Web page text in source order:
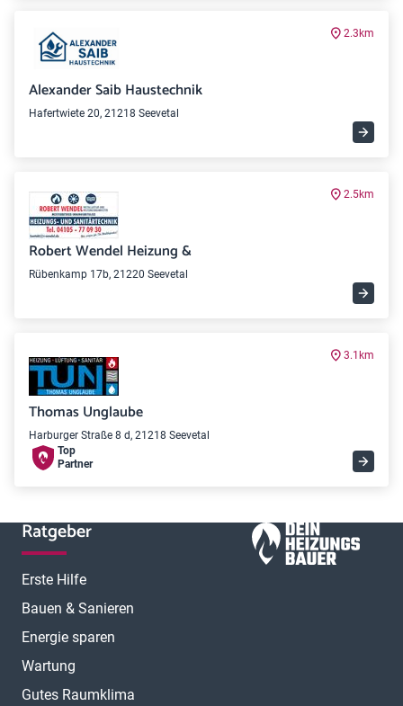
2.3km
Alexander Saib Haustechnik
Hafertwiete 20, 21218 Seevetal
2.5km
Robert Wendel Heizung &
Rübenkamp 17b, 21220 Seevetal
3.1km
Thomas Unglaube
Harburger Straße 8 d, 21218 Seevetal
Top
Partner
Ratgeber
Erste Hilfe
Bauen & Sanieren
Energie sparen
Wartung
Gutes Raumklima